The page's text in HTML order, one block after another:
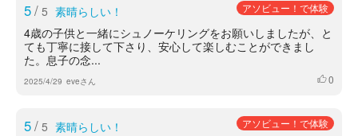
5/ 5 素晴らしい！ アソビュー！で体験
4歳の子供と一緒にシュノーケリングをお願いしましたが、と
ても丁寧に接して下さり、安心して楽しむことができまし
た。息子の念...
2025/4/29 eveさん いいね
0
5/ 5 素晴らしい！ アソビュー！で体験